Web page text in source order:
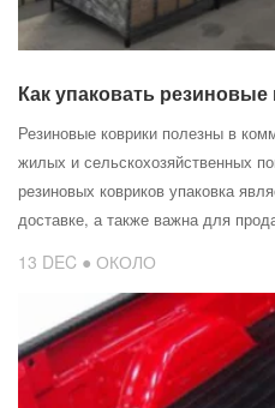
Как упаковать резиновые
Резиновые коврики полезны в
жилых и сельскохозяйственных
резиновых ковриков упаковка
доставке, а также важна для
13 DEC ● ОКОЛО